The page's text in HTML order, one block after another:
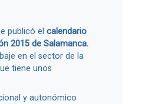
publicó el calendario
2015 de Salamanca.
en el sector de la
tiene unos
y autonómico